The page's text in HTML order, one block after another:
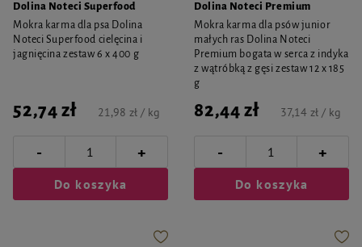
Dolina Noteci Superfood
Mokra karma dla psa Dolina
Noteci Superfood cielęcina i
jagnięcina zestaw 6 x 400 g
52,74 zł 21,98 zł / kg
- +
Do koszyka
Dolina Noteci Premium
Mokra karma dla psów junior
małych ras Dolina Noteci
Premium bogata w serca z indyka
z wątróbką z gęsi zestaw 12 x 185
g
82,44 zł 37,14 zł / kg
- +
Do koszyka